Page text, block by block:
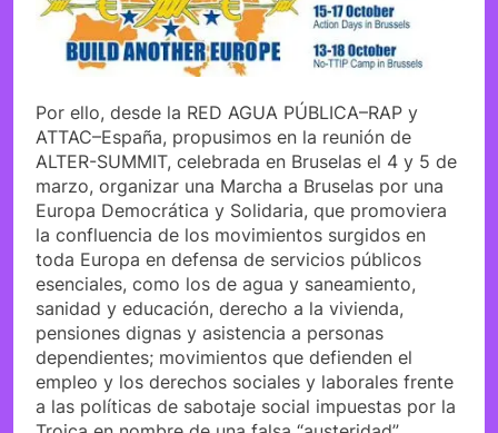
Por ello, desde la RED AGUA PÚBLICA–RAP y
ATTAC–España, propusimos en la reunión de
ALTER-SUMMIT, celebrada en Bruselas el 4 y 5 de
marzo, organizar una Marcha a Bruselas por una
Europa Democrática y Solidaria, que promoviera
la confluencia de los movimientos surgidos en
toda Europa en defensa de servicios públicos
esenciales, como los de agua y saneamiento,
sanidad y educación, derecho a la vivienda,
pensiones dignas y asistencia a personas
dependientes; movimientos que defienden el
empleo y los derechos sociales y laborales frente
a las políticas de sabotaje social impuestas por la